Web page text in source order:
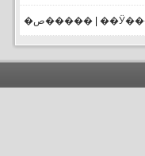
�ص����� |